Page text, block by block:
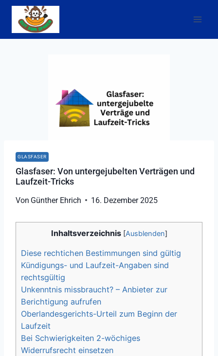
Zum
Inhalt
springen
GLASFASER
Glasfaser: Von untergejubelten Verträgen und
Laufzeit-Tricks
Von Günther Ehrich 16. Dezember 2025
Inhaltsverzeichnis [Ausblenden]
Diese rechtichen Bestimmungen sind gültig
Kündigungs- und Laufzeit-Angaben sind
rechtsgültig
Unkenntnis missbraucht? – Anbieter zur
Berichtigung aufrufen
Oberlandesgerichts-Urteil zum Beginn der
Laufzeit
Bei Schwierigkeiten 2-wöchiges
Widerrufsrecht einsetzen